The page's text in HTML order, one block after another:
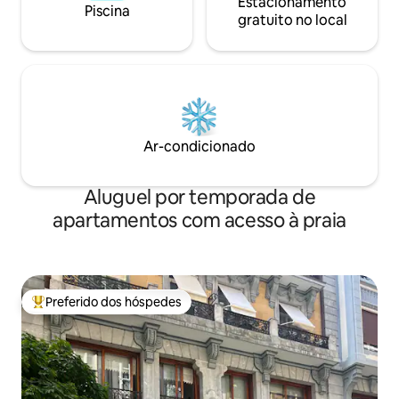
de la llegada, reservas en restaurantes
restaurantes, rutas por el Pais Vasco y
privado, visitas privadas con guia a
museos, visitas privadas a bares de
pintxos, encuentros con artistas y chefs
locales, visitas a la ciudad, salidas al mar
Piscina
gratuito no local
Ar-condicionado
Aluguel por temporada de
apartamentos com acesso à praia
Entre os melhores preferidos dos hóspedes
Preferido dos hóspedes